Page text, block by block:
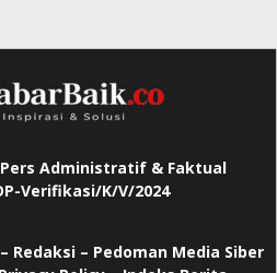
Administratif & Faktual
Verifikasi/K/V/2024
Redaksi – Pedoman Media Siber